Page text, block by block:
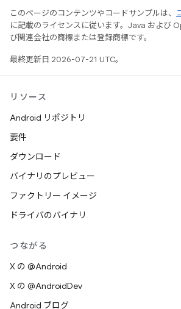
このページのコンテンツやコードサンプルは、
に記載のライセンスに従います。Java および
び関連会社の商標または登録商標です。
最終更新日 2026-07-21 UTC。
リソース
Android リポジトリ
要件
ダウンロード
バイナリのプレビュー
ファクトリー イメージ
ドライバのバイナリ
つながる
X の @Android
X の @AndroidDev
Android ブログ